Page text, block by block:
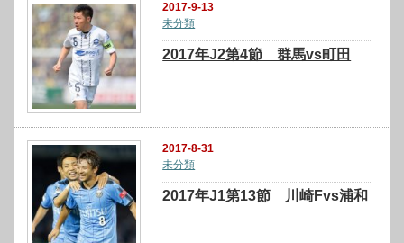
2017-9-13
未分類
2017年J2第4節 群馬vs町田
2017-8-31
未分類
2017年J1第13節 川崎Fvs浦和